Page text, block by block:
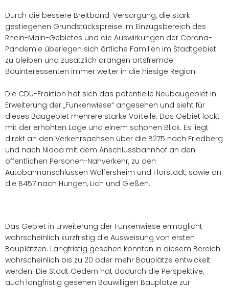
Durch die bessere Breitband-Versorgung, die stark
gestiegenen Grundstückspreise im Einzugsbereich des
Rhein-Main-Gebietes und die Auswirkungen der Corona-
Pandemie überlegen sich örtliche Familien im Stadtgebiet
zu bleiben und zusätzlich drängen ortsfremde
Bauinteressenten immer weiter in die hiesige Region.
Die CDU-Fraktion hat sich das potentielle Neubaugebiet in
Erweiterung der „Funkenwiese“ angesehen und sieht für
dieses Baugebiet mehrere starke Vorteile: Das Gebiet lockt
mit der erhöhten Lage und einem schönen Blick. Es liegt
direkt an den Verkehrsachsen über die B275 nach Friedberg
und nach Nidda mit dem Anschlussbahnhof an den
öffentlichen Personen-Nahverkehr, zu den
Autobahnanschlüssen Wölfersheim und Florstadt, sowie an
die B457 nach Hungen, Lich und Gießen.
Das Gebiet in Erweiterung der Funkenwiese ermöglicht
wahrscheinlich kurzfristig die Ausweisung von ersten
Bauplätzen. Langfristig gesehen könnten in diesem Bereich
wahrscheinlich bis zu 20 oder mehr Bauplätze entwickelt
werden. Die Stadt Gedern hat dadurch die Perspektive,
auch langfristig gesehen Bauwilligen Bauplätze zur